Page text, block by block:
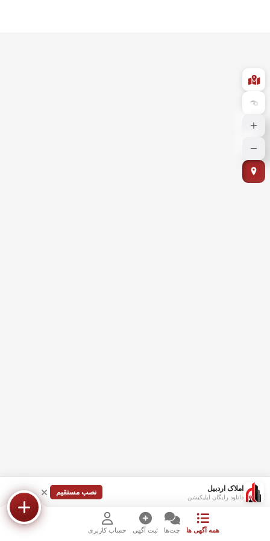
املاک اردبیل
دانلود رایگان اپلیکیشن
نصب مستقیم
همه آگهی ها چت‌ها ثبت آگهی حساب کاربری